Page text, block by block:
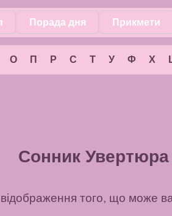
Порада дня Прикмети
О П Р С Т У Ф Х
Сонник Увертюра
того, що може